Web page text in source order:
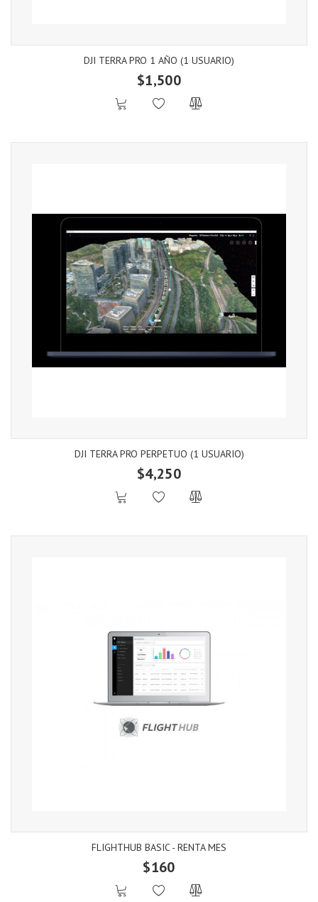
DJI TERRA PRO 1 AÑO (1 USUARIO)
$1,500
DJI TERRA PRO PERPETUO (1 USUARIO)
$4,250
FLIGHTHUB BASIC - RENTA MES
$160